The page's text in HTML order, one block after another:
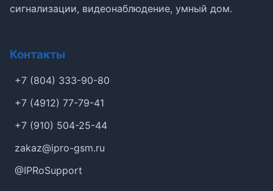
сигнализации, видеонаблюдение, умный дом.
Контакты
+7 (804) 333-90-80
+7 (4912) 77-79-41
+7 (910) 504-25-44
zakaz@ipro-gsm.ru
@IPRoSupport